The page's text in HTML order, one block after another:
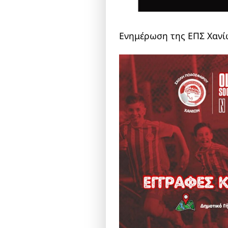
Ενημέρωση της ΕΠΣ